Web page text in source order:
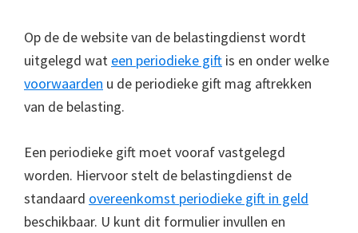
Op de de website van de belastingdienst wordt
uitgelegd wat een periodieke gift is en onder welke
voorwaarden u de periodieke gift mag aftrekken
van de belasting.
Een periodieke gift moet vooraf vastgelegd
worden. Hiervoor stelt de belastingdienst de
standaard overeenkomst periodieke gift in geld
beschikbaar. U kunt dit formulier invullen en